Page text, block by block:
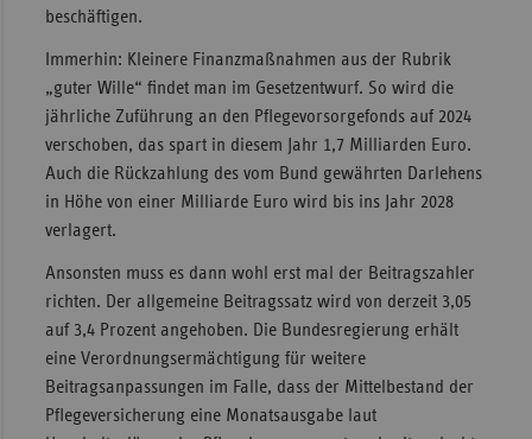
beschäftigen.
Immerhin: Kleinere Finanzmaßnahmen aus der Rubrik
„guter Wille“ findet man im Gesetzentwurf. So wird die
jährliche Zuführung an den Pflegevorsorgefonds auf 2024
verschoben, das spart in diesem Jahr 1,7 Milliarden Euro.
Auch die Rückzahlung des vom Bund gewährten Darlehens
in Höhe von einer Milliarde Euro wird bis ins Jahr 2028
verlagert.
Ansonsten muss es dann wohl erst mal der Beitragszahler
richten. Der allgemeine Beitragssatz wird von derzeit 3,05
auf 3,4 Prozent angehoben. Die Bundesregierung erhält
eine Verordnungsermächtigung für weitere
Beitragsanpassungen im Falle, dass der Mittelbestand der
Pflegeversicherung eine Monatsausgabe laut